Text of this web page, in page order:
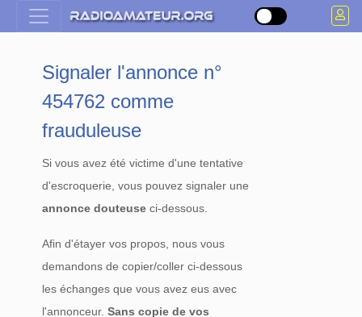
Signaler l'annonce n°
454762 comme
frauduleuse
Si vous avez été victime d'une tentative
d'escroquerie, vous pouvez signaler une
annonce douteuse ci-dessous.
Afin d'étayer vos propos, nous vous
demandons de copier/coller ci-dessous
les échanges que vous avez eus avec
l'annonceur.Sans copie de vos